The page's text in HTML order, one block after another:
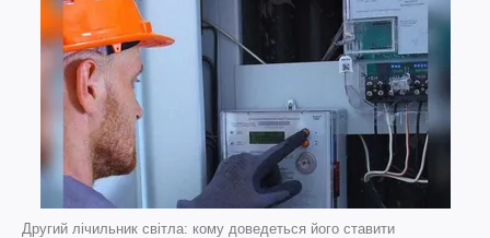
Другий лічильник світла: кому доведеться його ставити